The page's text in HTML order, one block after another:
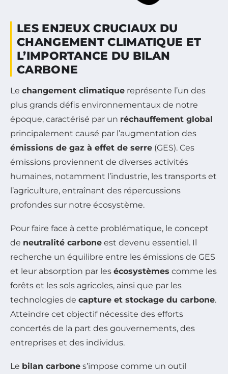
LES ENJEUX CRUCIAUX DU
CHANGEMENT CLIMATIQUE ET
L’IMPORTANCE DU BILAN
CARBONE
Le changement climatique représente l’un des
plus grands défis environnementaux de notre
époque, caractérisé par un réchauffement global
principalement causé par l’augmentation des
émissions de gaz à effet de serre (GES). Ces
émissions proviennent de diverses activités
humaines, notamment l’industrie, les transports et
l’agriculture, entraînant des répercussions
profondes sur notre écosystème.
Pour faire face à cette problématique, le concept
de neutralité carbone est devenu essentiel. Il
recherche un équilibre entre les émissions de GES
et leur absorption par les écosystèmes comme les
forêts et les sols agricoles, ainsi que par les
technologies de capture et stockage du carbone.
Atteindre cet objectif nécessite des efforts
concertés de la part des gouvernements, des
entreprises et des individus.
Le bilan carbone s’impose comme un outil